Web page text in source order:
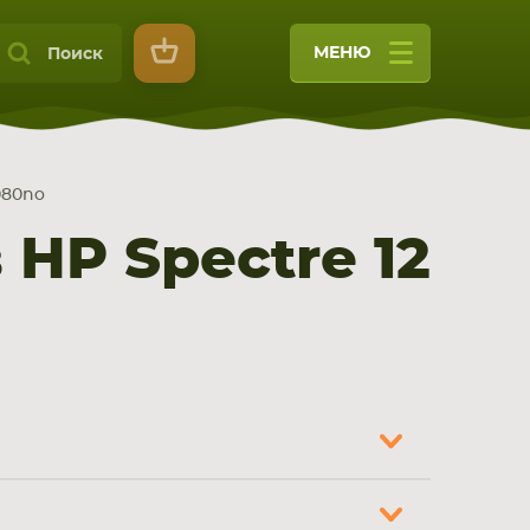
Поиск МЕНЮ
Spectre 12